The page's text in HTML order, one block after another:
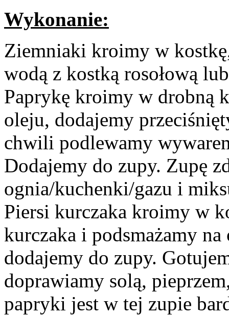
Wykonanie:
Ziemniaki kroimy w
wodą z kostką rosołową
Paprykę kroimy w drobną
oleju, dodajemy
chwili podlewamy
Dodajemy do zupy. Zupę
ognia/kuchenki/gazu i
Piersi kurczaka kroimy w
kurczaka i podsmażamy
dodajemy do zupy.
doprawiamy solą,
papryki jest w tej zupie